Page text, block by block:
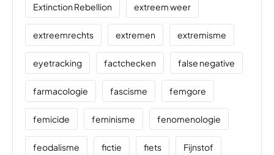
Extinction Rebellion extreem weer
extreemrechts extremen extremisme
eyetracking factchecken false negative
farmacologie fascisme femgore
femicide feminisme fenomenologie
feodalisme fictie fiets Fijnstof